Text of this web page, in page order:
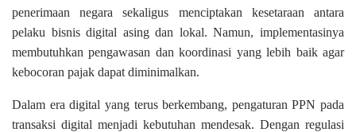
penerimaan negara sekaligus menciptakan kesetaraan antara
pelaku bisnis digital asing dan lokal. Namun, implementasinya
membutuhkan pengawasan dan koordinasi yang lebih baik agar
kebocoran pajak dapat diminimalkan.
Dalam era digital yang terus berkembang, pengaturan PPN pada
transaksi digital menjadi kebutuhan mendesak. Dengan regulasi